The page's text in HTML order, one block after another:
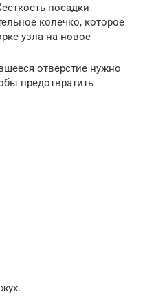
посадки
колечко, которое
узла на новое
отверстие нужно
предотвратить